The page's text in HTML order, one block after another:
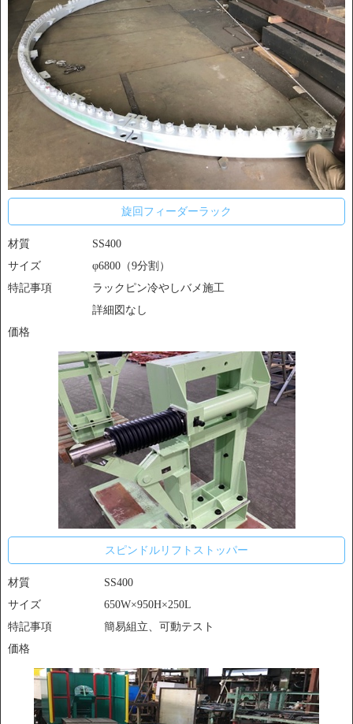
旋回フィーダーラック
材質
SS400
サイズ
φ6800（9分割）
特記事項
ラックピン冷やしバメ施工
詳細図なし
価格
スピンドルリフトストッパー
材質
SS400
サイズ
650W×950H×250L
特記事項
簡易組立、可動テスト
価格